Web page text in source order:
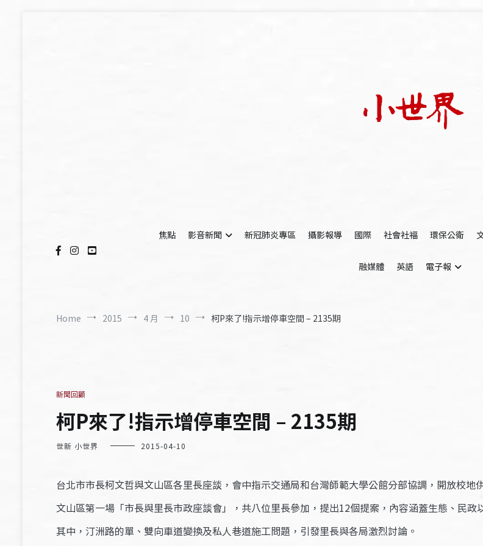
焦點
影音新聞 新冠肺炎專區 攝影報導 國際 社會社福 環保公衛
融媒體 英語 電子報
Home 2015 4 月 10 柯P來了!指示增停車空間 – 2135期
新聞回顧
柯P來了!指示增停車空間 – 2135期
世新 小世界 2015-04-10
台北市市長柯文哲與文山區各里長座談，會中指示交通局和台灣師範大學公館分部協調，開放校地
文山區第一場「市長與里長市政座談會」，共八位里長參加，提出12個提案，內容涵蓋生態、民政
其中，汀洲路的單、雙向車道變換及私人巷道施工問題，引發里長與各局激烈討論。